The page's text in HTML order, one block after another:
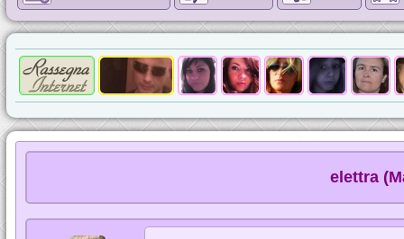
elettra